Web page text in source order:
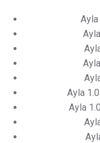
Ayla
Ayla